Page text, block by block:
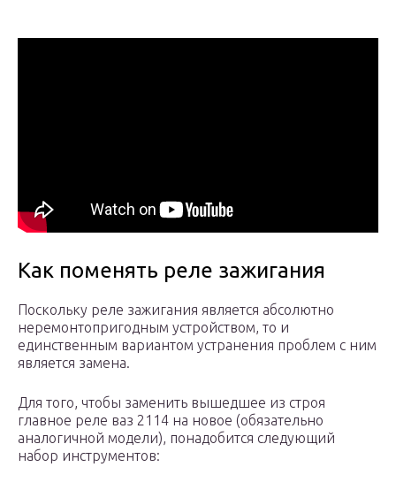
Как поменять реле зажигания
Поскольку реле зажигания является абсолютно
неремонтопригодным устройством, то и
единственным вариантом устранения проблем с ним
является замена.
Для того, чтобы заменить вышедшее из строя
главное реле ваз 2114 на новое (обязательно
аналогичной модели), понадобится следующий
набор инструментов: